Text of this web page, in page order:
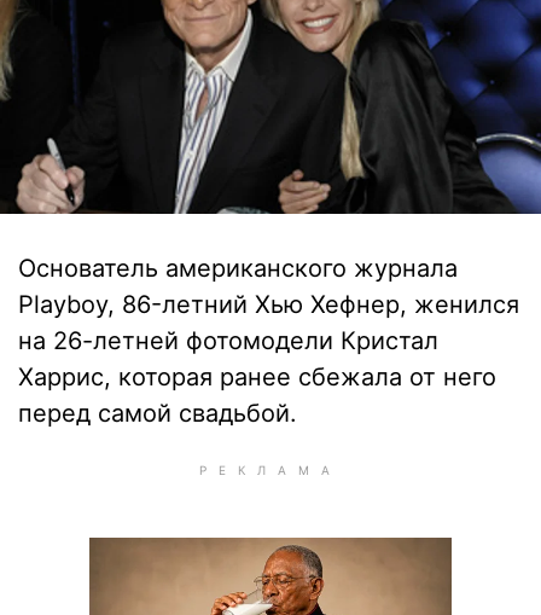
Основатель американского журнала
Playboy, 86-летний Хью Хефнер, женился
на 26-летней фотомодели Кристал
Харрис, которая ранее сбежала от него
перед самой свадьбой.